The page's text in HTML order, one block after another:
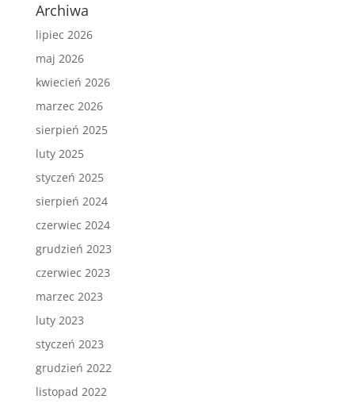
Archiwa
lipiec 2026
maj 2026
kwiecień 2026
marzec 2026
sierpień 2025
luty 2025
styczeń 2025
sierpień 2024
czerwiec 2024
grudzień 2023
czerwiec 2023
marzec 2023
luty 2023
styczeń 2023
grudzień 2022
listopad 2022